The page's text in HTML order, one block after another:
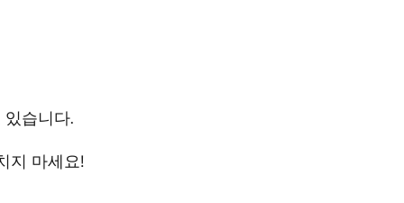
습니다.
지 마세요!